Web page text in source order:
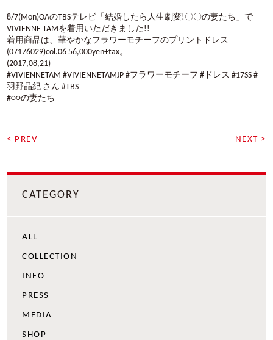
8/7(Mon)OAのTBSテレビ「結婚したら人生劇変!〇〇の妻たち」で
VIVIENNE TAMを着用いただきました!!
着用商品は、華やかなフラワーモチーフのプリントドレス
(07176029)col.06 56,000yen+tax。
(2017,08,21)
#VIVIENNETAM #VIVIENNETAMJP #フラワーモチーフ #ドレス #17SS #
羽野晶紀 さん #TBS
#○○の妻たち
< PREV NEXT >
CATEGORY
ALL
COLLECTION
INFO
PRESS
MEDIA
SHOP